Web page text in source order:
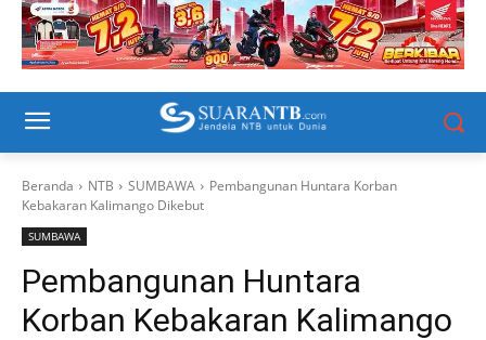
Beranda NTB SUMBAWA
Pembangunan Huntara Korban
Kebakaran Kalimango Dikebut
SUMBAWA
Pembangunan Huntara
Korban Kebakaran Kalimango